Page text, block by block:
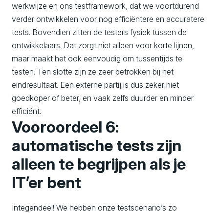
werkwijze en ons testframework, dat we voortdurend
verder ontwikkelen voor nog efficiëntere en accuratere
tests. Bovendien zitten de testers fysiek tussen de
ontwikkelaars. Dat zorgt niet alleen voor korte lijnen,
maar maakt het ook eenvoudig om tussentijds te
testen. Ten slotte zijn ze zeer betrokken bij het
eindresultaat. Een externe partij is dus zeker niet
goedkoper of beter, en vaak zelfs duurder en minder
efficiënt.
Vooroordeel 6:
automatische tests zijn
alleen te begrijpen als je
IT’er bent
Integendeel! We hebben onze testscenario’s zo